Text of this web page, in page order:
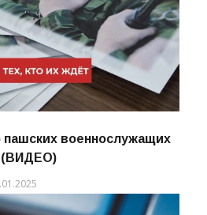
военнослужащих
(ВИДЕО)